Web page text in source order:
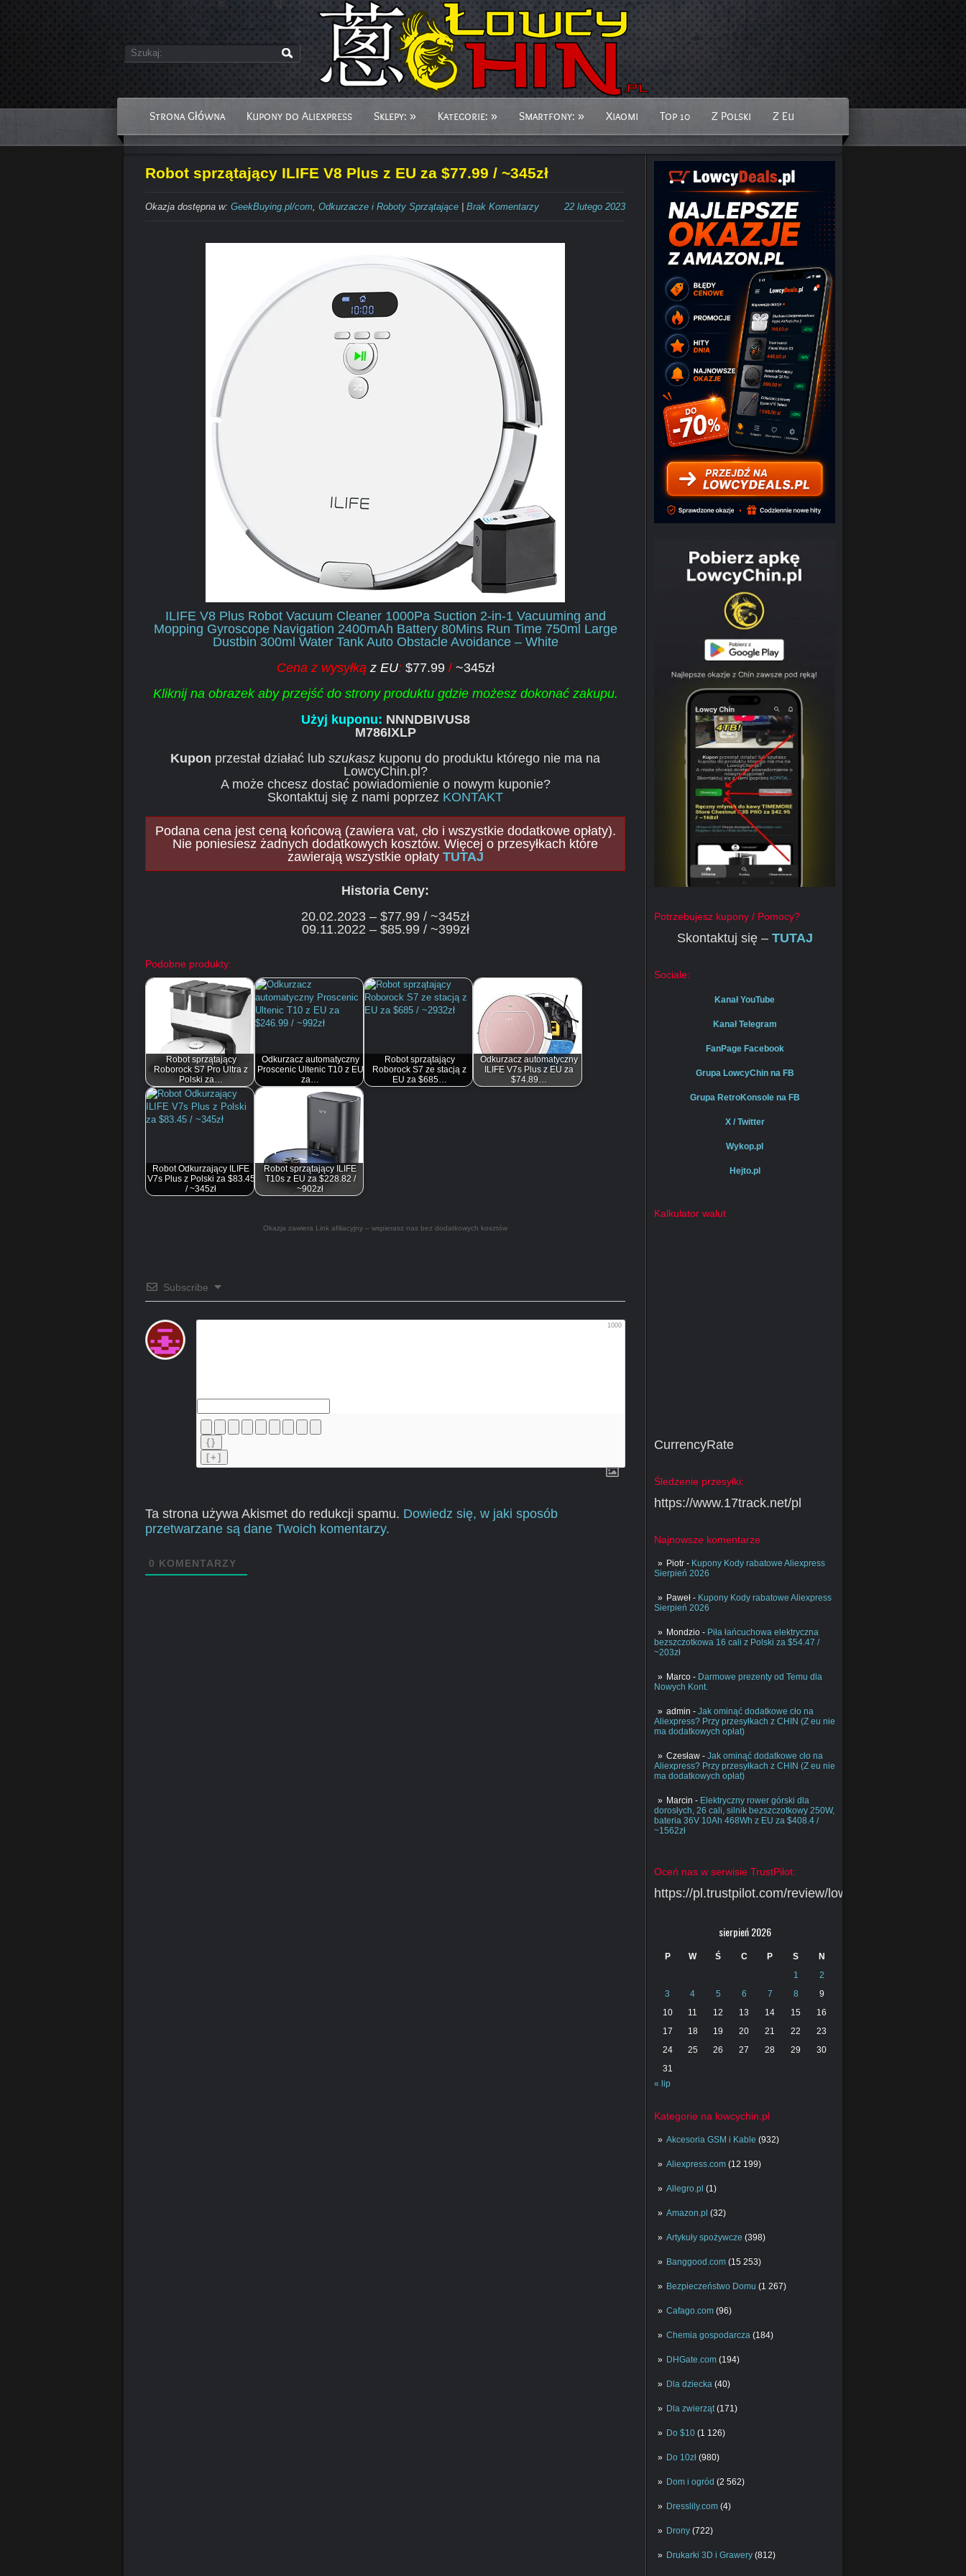
Strona Główna Kupony do Aliexpress Sklepy: » Kategorie: » Smartfony: » Xiaomi Top 10 Z Polski Z Eu
Potrzebujesz kupony / Pomocy?
Skontaktuj się – TUTAJ
Sociale:
Kanał YouTube
Kanał Telegram
FanPage Facebook
Grupa LowcyChin na FB
Grupa RetroKonsole na FB
X / Twitter
Wykop.pl
Hejto.pl
Kalkulator walut
CurrencyRate
Śledzenie przesyłki:
https://www.17track.net/pl
Najnowsze komentarze
Piotr - Kupony Kody rabatowe Aliexpress
Sierpień 2026
Paweł - Kupony Kody rabatowe Aliexpress
Sierpień 2026
Mondzio - Piła łańcuchowa elektryczna
bezszczotkowa 16 cali z Polski za $54.47 /
~203zł
Marco - Darmowe prezenty od Temu dla
Nowych Kont.
admin - Jak ominąć dodatkowe cło na
Aliexpress? Przy przesyłkach z CHIN (Z eu nie
ma dodatkowych opłat)
Czesław - Jak ominąć dodatkowe cło na
Aliexpress? Przy przesyłkach z CHIN (Z eu nie
ma dodatkowych opłat)
Marcin - Elektryczny rower górski dla
dorosłych, 26 cali, silnik bezszczotkowy 250W,
bateria 36V 10Ah 468Wh z EU za $408.4 /
~1562zł
Oceń nas w serwisie TrustPilot:
https://pl.trustpilot.com/review/lowcychin.pl
sierpień 2026
P W Ś C P S
N
1
2
3
4 5 6 7 8
9
10
11 12 13 14 15
16
17
18 19 20 21 22
23
24
25 26 27 28 29
30
31
« lip
Kategorie na lowcychin.pl
Akcesoria GSM i Kable (932)
Aliexpress.com (12 199)
Allegro.pl (1)
Amazon.pl (32)
Artykuły spożywcze (398)
Banggood.com (15 253)
Bezpieczeństwo Domu (1 267)
Cafago.com (96)
Chemia gospodarcza (184)
DHGate.com (194)
Dla dziecka (40)
Dla zwierząt(171)
Do $10 (1 126)
Do 10zł (980)
Dom i ogród (2 562)
Dresslily.com (4)
Drony (722)
Drukarki 3D i Grawery (812)
Robot sprzątający ILIFE V8 Plus z EU za $77.99 / ~345zł
22 lutego 2023
Okazja dostępna w: GeekBuying.pl/com, Odkurzacze i Roboty Sprzątające Brak Komentarzy
ILIFE V8 Plus Robot Vacuum Cleaner 1000Pa Suction 2-in-1 Vacuuming and
Mopping Gyroscope Navigation 2400mAh Battery 80Mins Run Time 750ml Large
Dustbin 300ml Water Tank Auto Obstacle Avoidance – White
Cena z wysyłką z EU: $77.99 / ~345zł
Kliknij na obrazek aby przejść do strony produktu gdzie możesz dokonać zakupu.
Użyj kuponu: NNNDBIVUS8
M786IXLP
Kupon przestał działać lub szukasz kuponu do produktu którego nie ma na
LowcyChin.pl?
A może chcesz dostać powiadomienie o nowym kuponie?
Skontaktuj się z nami poprzez KONTAKT
Podana cena jest ceną końcową (zawiera vat, cło i wszystkie dodatkowe opłaty).
Nie poniesiesz żadnych dodatkowych kosztów. Więcej o przesyłkach które
zawierają wszystkie opłaty TUTAJ
Historia Ceny:
20.02.2023 – $77.99 / ~345zł
09.11.2022 – $85.99 / ~399zł
Podobne produkty:
Robot sprzątający
Roborock S7 Pro Ultra z
Polski za…
Odkurzacz automatyczny
Proscenic Ultenic T10 z EU
za…
Robot sprzątający
Roborock S7 ze stacją z
EU za $685…
Odkurzacz automatyczny
ILIFE V7s Plus z EU za
$74.89…
Robot Odkurzający ILIFE
V7s Plus z Polski za $83.45
/ ~345zł
Robot sprzątający ILIFE
T10s z EU za $228.82 /
~902zł
Okazja zawiera Link afiliacyjny – wspierasz nas bez dodatkowych kosztów
Subscribe
1000
{}
[+]
Ta strona używa Akismet do redukcji spamu. Dowiedz się, w jaki sposób
przetwarzane są dane Twoich komentarzy.
0 KOMENTARZY